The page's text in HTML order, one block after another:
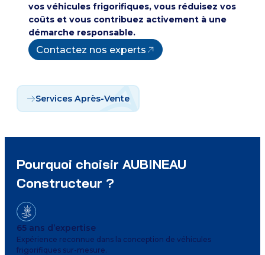
vos véhicules frigorifiques, vous réduisez vos
coûts et vous contribuez activement à une
démarche responsable.
Contactez nos experts
Services Après-Vente
Pourquoi choisir AUBINEAU
Constructeur ?
65 ans d’expertise
Expérience reconnue dans la conception de véhicules
frigorifiques sur-mesure.